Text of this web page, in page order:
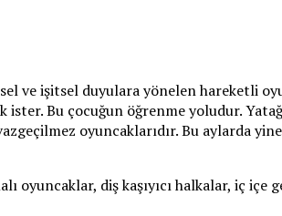
ve işitsel duyulara yönelen hareketli
Bu çocuğun öğrenme yoludur.
oyuncaklarıdır. Bu aylarda
oyuncaklar, diş kaşıyıcı halkalar, iç